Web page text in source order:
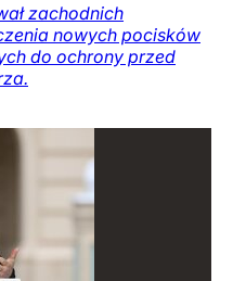
zachodnich
nowych pocisków
do ochrony przed